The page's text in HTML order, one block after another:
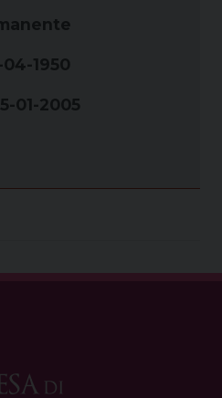
1950
01-2005